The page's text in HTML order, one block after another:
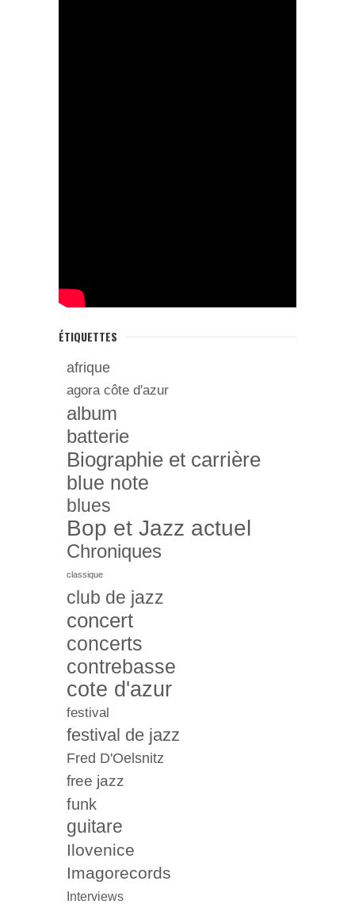
ÉTIQUETTES
afrique
agora côte d'azur
album
batterie
Biographie et carrière
blue note
blues
Bop et Jazz actuel
Chroniques
classique
club de jazz
concert
concerts
contrebasse
cote d'azur
festival
festival de jazz
Fred D'Oelsnitz
free jazz
funk
guitare
Ilovenice
Imagorecords
Interviews